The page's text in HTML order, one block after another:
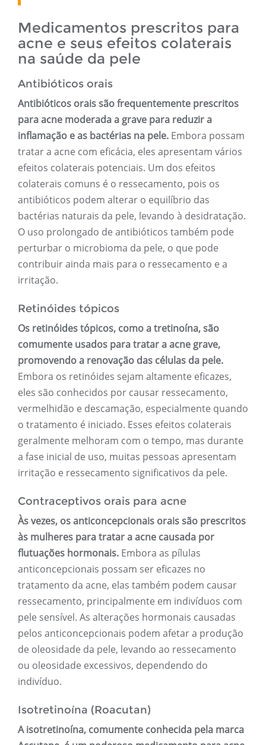
Medicamentos prescritos para
acne e seus efeitos colaterais
na saúde da pele
Antibióticos orais
Antibióticos orais são frequentemente prescritos
para acne moderada a grave para reduzir a
inflamação e as bactérias na pele. Embora possam
tratar a acne com eficácia, eles apresentam vários
efeitos colaterais potenciais. Um dos efeitos
colaterais comuns é o ressecamento, pois os
antibióticos podem alterar o equilíbrio das
bactérias naturais da pele, levando à desidratação.
O uso prolongado de antibióticos também pode
perturbar o microbioma da pele, o que pode
contribuir ainda mais para o ressecamento e a
irritação.
Retinóides tópicos
Os retinóides tópicos, como a tretinoína, são
comumente usados ​​para tratar a acne grave,
promovendo a renovação das células da pele.
Embora os retinóides sejam altamente eficazes,
eles são conhecidos por causar ressecamento,
vermelhidão e descamação, especialmente quando
o tratamento é iniciado. Esses efeitos colaterais
geralmente melhoram com o tempo, mas durante
a fase inicial de uso, muitas pessoas apresentam
irritação e ressecamento significativos da pele.
Contraceptivos orais para acne
Às vezes, os anticoncepcionais orais são prescritos
às mulheres para tratar a acne causada por
flutuações hormonais. Embora as pílulas
anticoncepcionais possam ser eficazes no
tratamento da acne, elas também podem causar
ressecamento, principalmente em indivíduos com
pele sensível. As alterações hormonais causadas
pelos anticoncepcionais podem afetar a produção
de oleosidade da pele, levando ao ressecamento
ou oleosidade excessivos, dependendo do
indivíduo.
Isotretinoína (Roacutan)
A isotretinoína, comumente conhecida pela marca